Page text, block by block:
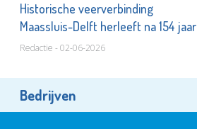
Historische veerverbinding
Maassluis-Delft herleeft na 154 jaar
Redactie - 02-06-2026
Bedrijven